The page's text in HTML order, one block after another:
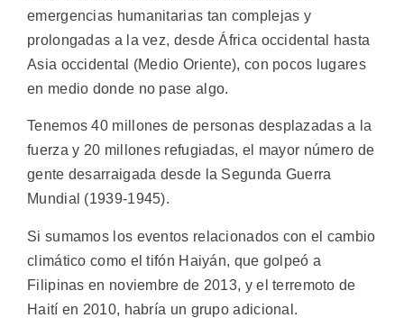
emergencias humanitarias tan complejas y
prolongadas a la vez, desde África occidental hasta
Asia occidental (Medio Oriente), con pocos lugares
en medio donde no pase algo.
Tenemos 40 millones de personas desplazadas a la
fuerza y 20 millones refugiadas, el mayor número de
gente desarraigada desde la Segunda Guerra
Mundial (1939-1945).
Si sumamos los eventos relacionados con el cambio
climático como el tifón Haiyán, que golpeó a
Filipinas en noviembre de 2013, y el terremoto de
Haití en 2010, habría un grupo adicional.